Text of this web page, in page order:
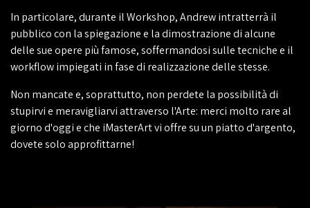
In particolare, durante il Workshop, Andrew intratterrà il
pubblico con la spiegazione e la dimostrazione di alcune
delle sue opere più famose, soffermandosi sulle tecniche e il
workflow impiegati in fase di realizzazione delle stesse.
Non mancate e, soprattutto, non perdete la possibilità di
stupirvi e meravigliarvi attraverso l'Arte: merci molto rare al
giorno d'oggi e che iMasterArt vi offre su un piatto d'argento,
dovete solo approfittarne!